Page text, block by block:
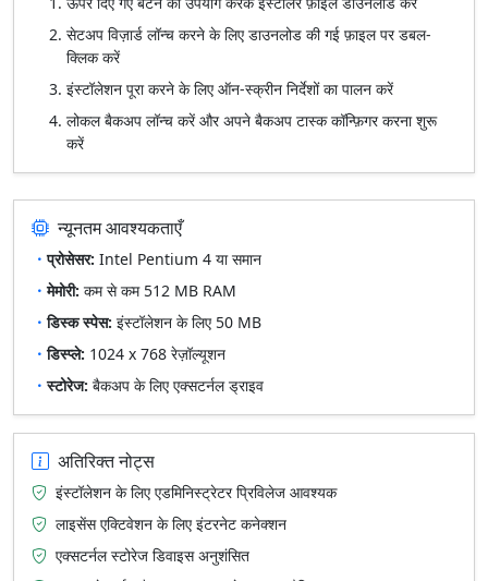
सेटअप विज़ार्ड लॉन्च करने के लिए डाउनलोड की गई फ़ाइल पर डबल-
क्लिक करें
इंस्टॉलेशन पूरा करने के लिए ऑन-स्क्रीन निर्देशों का पालन करें
लोकल बैकअप लॉन्च करें और अपने बैकअप टास्क कॉन्फ़िगर करना शुरू
करें
न्यूनतम आवश्यकताएँ
प्रोसेसर: Intel Pentium 4 या समान
मेमोरी: कम से कम 512 MB RAM
डिस्क स्पेस: इंस्टॉलेशन के लिए 50 MB
डिस्प्ले: 1024 x 768 रेज़ॉल्यूशन
स्टोरेज: बैकअप के लिए एक्सटर्नल ड्राइव
अतिरिक्त नोट्स
इंस्टॉलेशन के लिए एडमिनिस्ट्रेटर प्रिविलेज आवश्यक
लाइसेंस एक्टिवेशन के लिए इंटरनेट कनेक्शन
एक्सटर्नल स्टोरेज डिवाइस अनुशंसित